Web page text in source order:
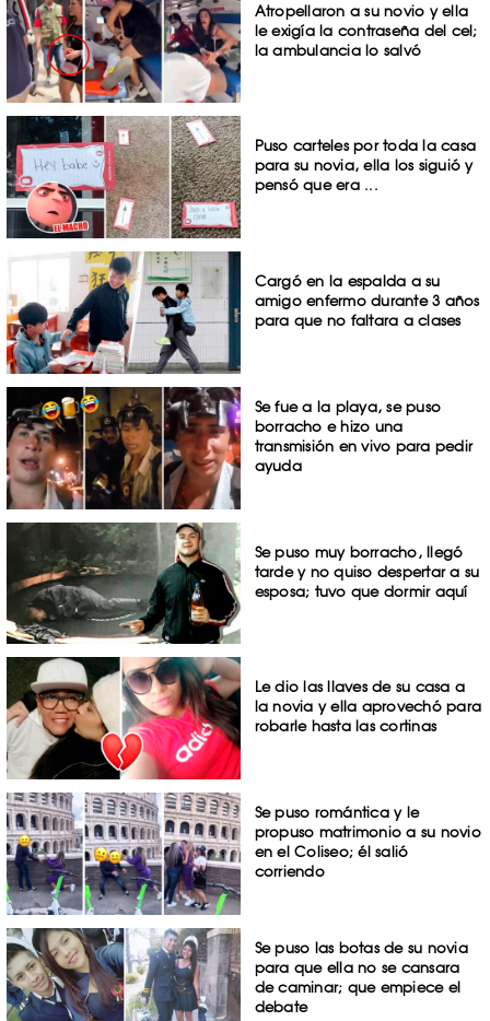
Atropellaron a su novio y ella
le exigía la contraseña del cel;
la ambulancia lo salvó
Puso carteles por toda la casa
para su novia, ella los siguió y
pensó que era ...
Cargó en la espalda a su
amigo enfermo durante 3 años
para que no faltara a clases
Se fue a la playa, se puso
borracho e hizo una
transmisión en vivo para pedir
ayuda
Se puso muy borracho, llegó
tarde y no quiso despertar a su
esposa; tuvo que dormir aquí
Le dio las llaves de su casa a
la novia y ella aprovechó para
robarle hasta las cortinas
Se puso romántica y le
propuso matrimonio a su novio
en el Coliseo; él salió
corriendo
Se puso las botas de su novia
para que ella no se cansara
de caminar; que empiece el
debate